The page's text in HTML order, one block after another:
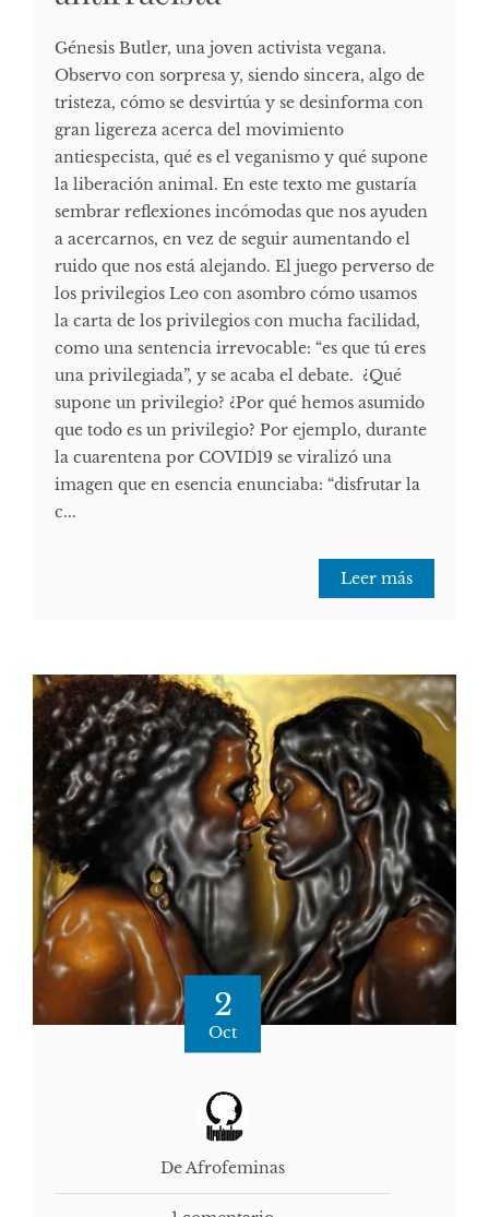
Génesis Butler, una joven activista vegana.
Observo con sorpresa y, siendo sincera, algo de
tristeza, cómo se desvirtúa y se desinforma con
gran ligereza acerca del movimiento
antiespecista, qué es el veganismo y qué supone
la liberación animal. En este texto me gustaría
sembrar reflexiones incómodas que nos ayuden
a acercarnos, en vez de seguir aumentando el
ruido que nos está alejando. El juego perverso de
los privilegios Leo con asombro cómo usamos
la carta de los privilegios con mucha facilidad,
como una sentencia irrevocable: “es que tú eres
una privilegiada”, y se acaba el debate. ¿Qué
supone un privilegio? ¿Por qué hemos asumido
que todo es un privilegio? Por ejemplo, durante
la cuarentena por COVID19 se viralizó una
imagen que en esencia enunciaba: “disfrutar la
c...
Leer más
2
Oct
De Afrofeminas